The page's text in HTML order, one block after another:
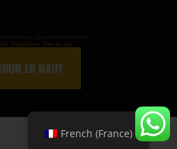
Conditions Plan du site
EN HAUT
French (France)